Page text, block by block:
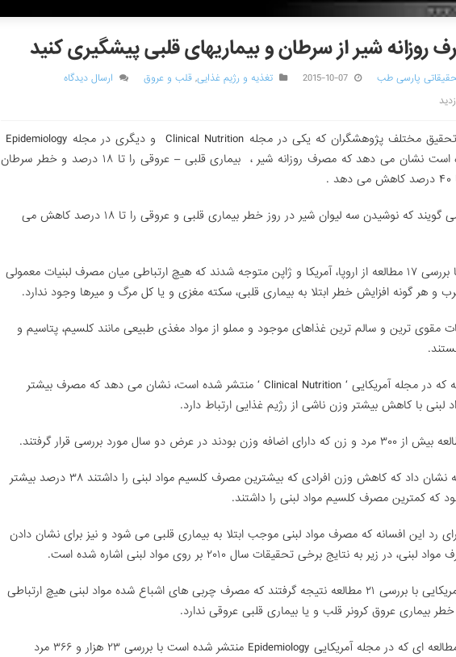
روزانه شیر از سرطان و بیماریهای قلبی پیشگیری کنید
پارسی طب 2015-10-07 تغذیه و رژیم غذایی, قلب و عروق
ارسال دیدگاه
منشر شده است نشان می دهد که مصرف روزانه شیر ، بیماری قلبی – عروقی را تا ۱۸ درصد و خطر سرطان
محققان می گویند که نوشیدن سه لیوان شیر در روز خطر بیماری قلبی و عروقی را تا ۱۸ درصد کاهش می
محققان با بررسی ۱۷ مطالعه از اروپا، آمریکا و ژاپن متوجه شدند که هیچ ارتباطی میان مصرف لبنیات معمولی
و هر گونه افزایش خطر ابتلا به بیماری قلبی، سکته مغزی و یا کل مرگ و میرها وجود ندارد.
مقوی ترین و سالم ترین غذاهای موجود و مملو از مواد مغذی طبیعی مانند کلسیم، پتاسیم و
یک مطالعه که در مجله آمریکایی ‘ Clinical Nutrition ‘ منتشر شده است، نشان می دهد که مصرف بیشتر
لبنی با کاهش بیشتر وزن ناشی از رژیم غذایی ارتباط دارد.
وزن بودند در عرض دو سال مورد بررسی قرار گرفتند.
این مطالعه نشان داد که کاهش وزن افرادی که بیشترین مصرف کلسیم مواد لبنی را داشتند ۳۸ درصد بیشتر
که کمترین مصرف کلسیم مواد لبنی را داشتند.
رد این افسانه که مصرف مواد لبنی موجب ابتلا به بیماری قلبی می شود و نیز برای نشان دادن
در زیر به نتایج برخی تحقیقات سال ۲۰۱۰ بر روی مواد لبنی اشاره شده است.
محققان امریکایی با بررسی ۲۱ مطالعه نتیجه گرفتند که مصرف چربی های اشباع شده مواد لبنی هیچ ارتباطی
خطر بیماری عروق کرونر قلب و یا بیماری قلبی عروقی ندارد.
همچنین مطالعه ای که در مجله آمریکایی Epidemiology منتشر شده است با بررسی ۲۳ هزار و ۳۶۶ مرد